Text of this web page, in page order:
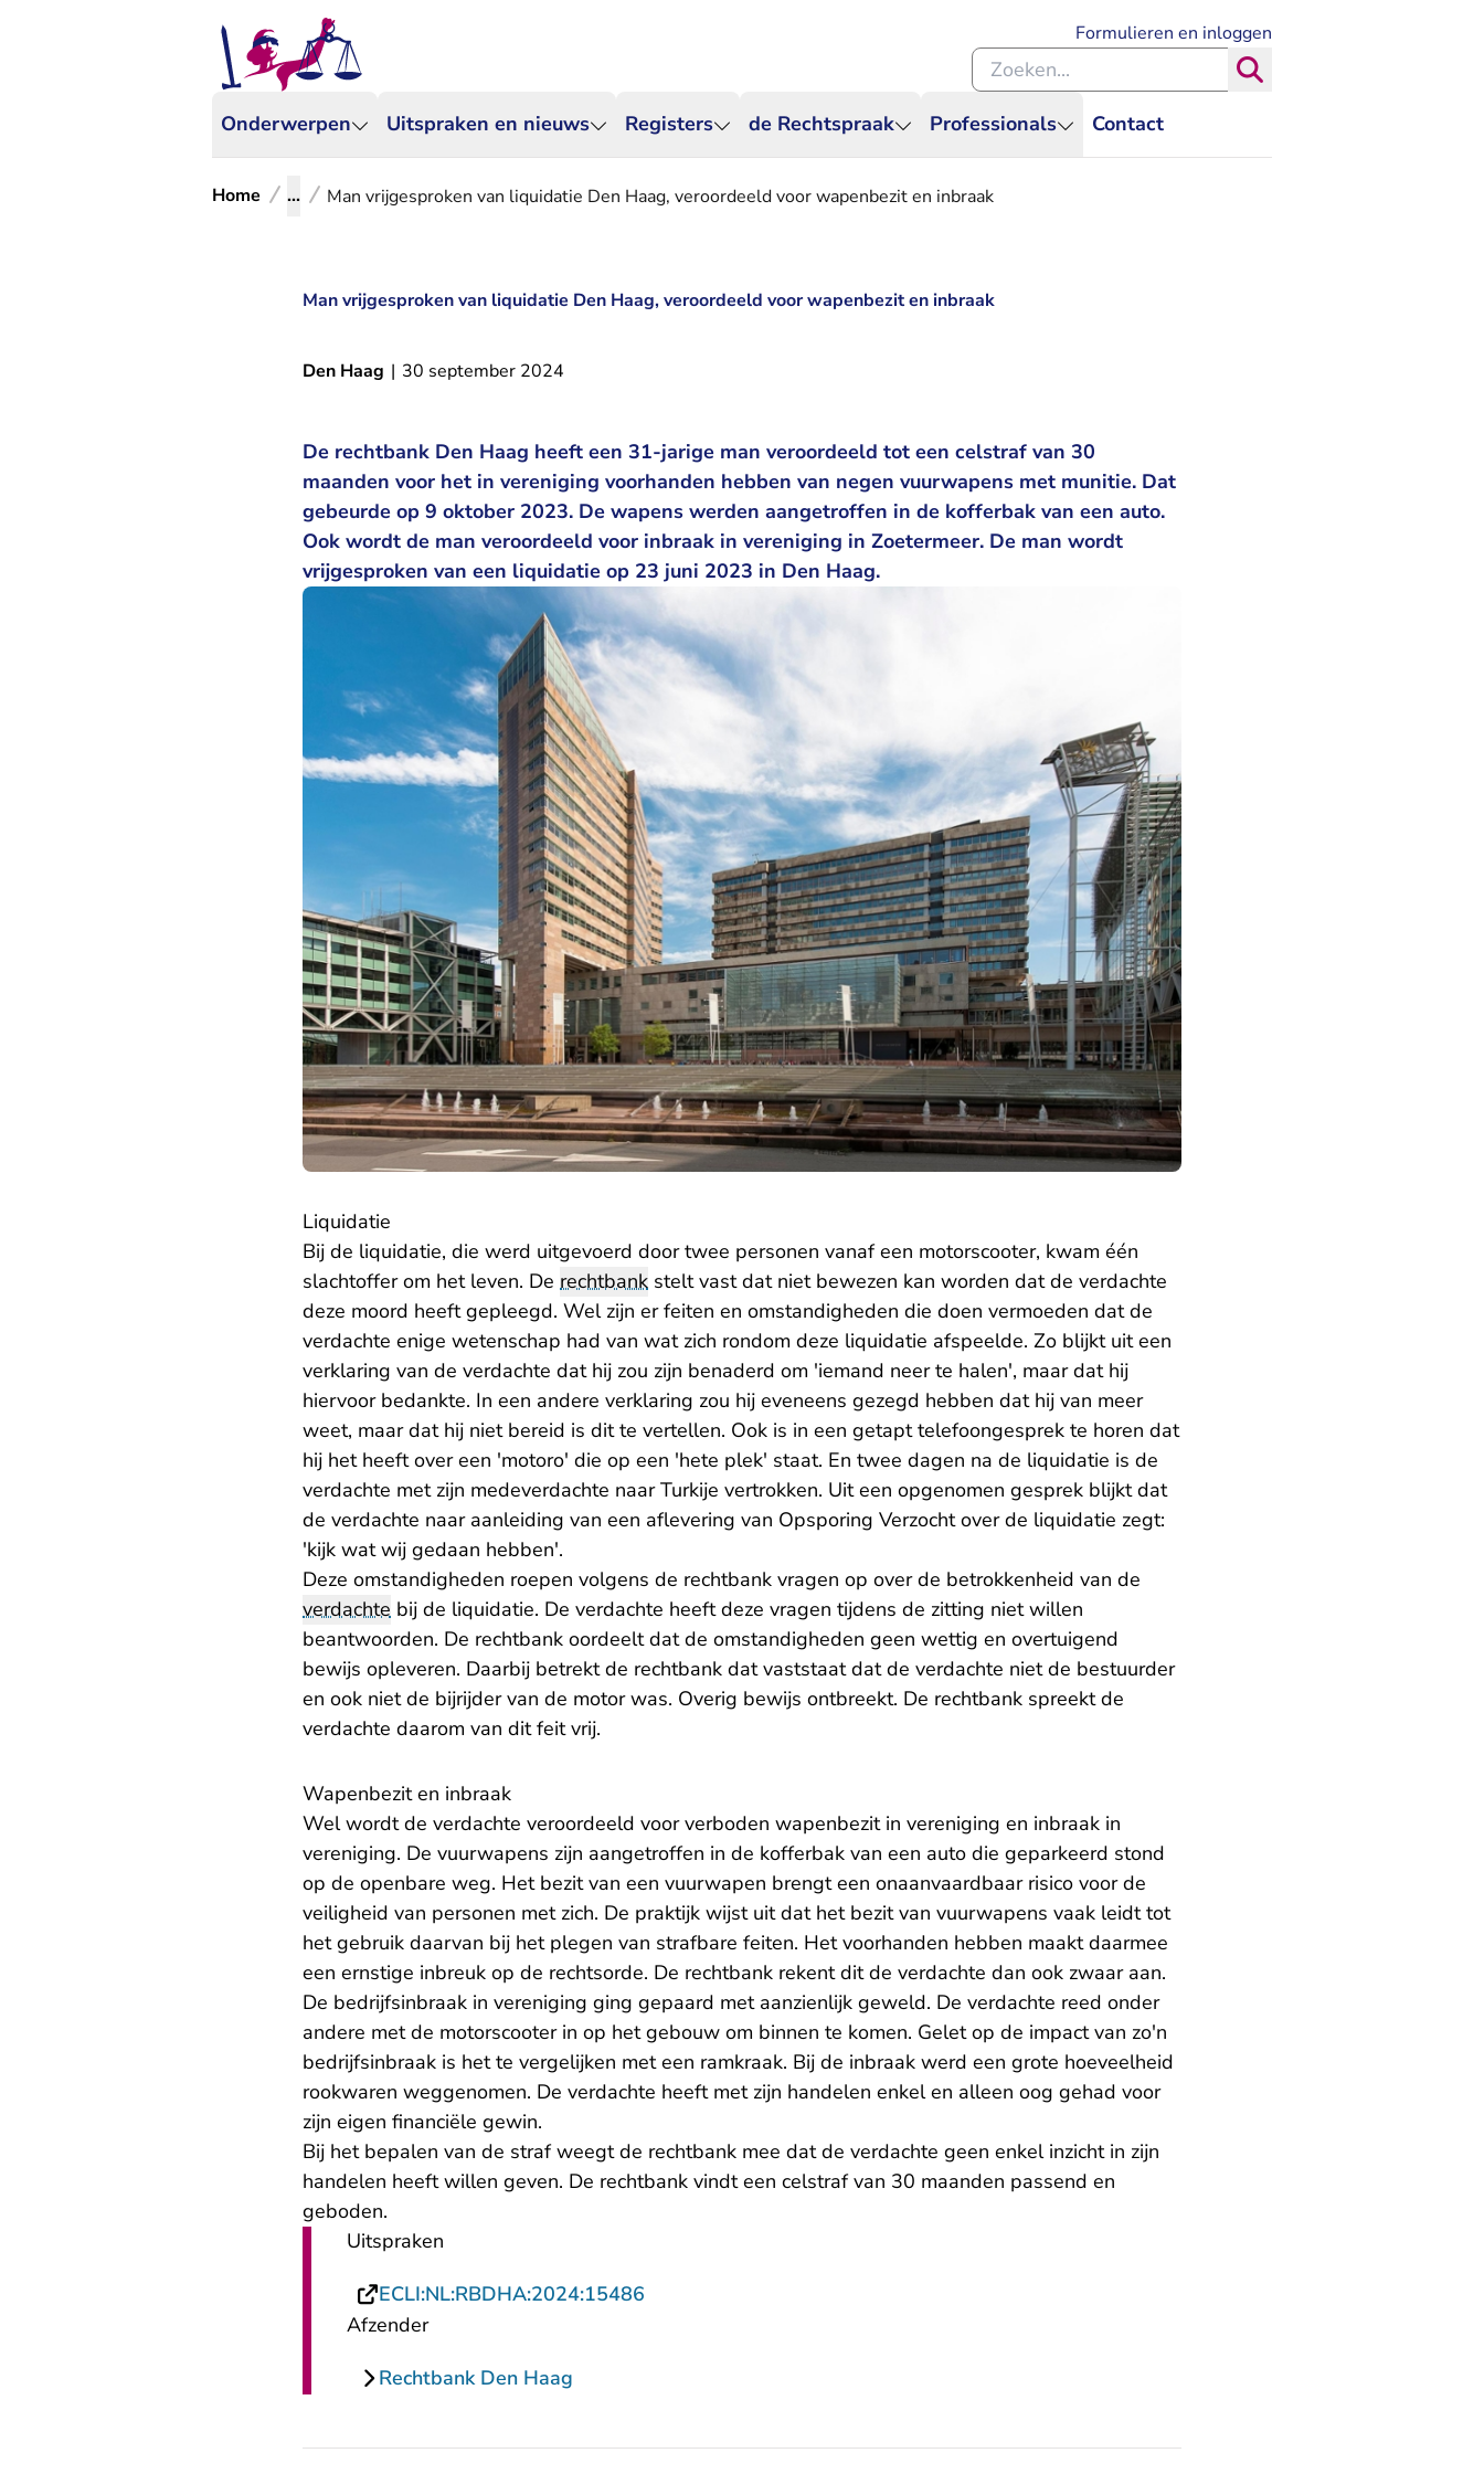
Onderwerpen Uitspraken en nieuws Registers de Rechtspraak Professionals Contact
Formulieren en inloggen
Zoeken binnen de Rechtspraak
Home ... Man vrijgesproken van liquidatie Den Haag, veroordeeld voor wapenbezit en inbraak
Man vrijgesproken van liquidatie Den Haag, veroordeeld voor wapenbezit en inbraak
Den Haag | 30 september 2024
De rechtbank Den Haag heeft een 31-jarige man veroordeeld tot een celstraf van 30
maanden voor het in vereniging voorhanden hebben van negen vuurwapens met munitie. Dat
gebeurde op 9 oktober 2023. De wapens werden aangetroffen in de kofferbak van een auto.
Ook wordt de man veroordeeld voor inbraak in vereniging in Zoetermeer. De man wordt
vrijgesproken van een liquidatie op 23 juni 2023 in Den Haag.
Liquidatie
Bij de liquidatie, die werd uitgevoerd door twee personen vanaf een motorscooter, kwam één
slachtoffer om het leven. De rechtbank stelt vast dat niet bewezen kan worden dat de verdachte
deze moord heeft gepleegd. Wel zijn er feiten en omstandigheden die doen vermoeden dat de
verdachte enige wetenschap had van wat zich rondom deze liquidatie afspeelde. Zo blijkt uit een
verklaring van de verdachte dat hij zou zijn benaderd om 'iemand neer te halen', maar dat hij
hiervoor bedankte. In een andere verklaring zou hij eveneens gezegd hebben dat hij van meer
weet, maar dat hij niet bereid is dit te vertellen. Ook is in een getapt telefoongesprek te horen dat
hij het heeft over een 'motoro' die op een 'hete plek' staat. En twee dagen na de liquidatie is de
verdachte met zijn medeverdachte naar Turkije vertrokken. Uit een opgenomen gesprek blijkt dat
de verdachte naar aanleiding van een aflevering van Opsporing Verzocht over de liquidatie zegt:
'kijk wat wij gedaan hebben'.
Deze omstandigheden roepen volgens de rechtbank vragen op over de betrokkenheid van de
verdachte bij de liquidatie. De verdachte heeft deze vragen tijdens de zitting niet willen
beantwoorden. De rechtbank oordeelt dat de omstandigheden geen wettig en overtuigend
bewijs opleveren. Daarbij betrekt de rechtbank dat vaststaat dat de verdachte niet de bestuurder
en ook niet de bijrijder van de motor was. Overig bewijs ontbreekt. De rechtbank spreekt de
verdachte daarom van dit feit vrij.
Wapenbezit en inbraak
Wel wordt de verdachte veroordeeld voor verboden wapenbezit in vereniging en inbraak in
vereniging. De vuurwapens zijn aangetroffen in de kofferbak van een auto die geparkeerd stond
op de openbare weg. Het bezit van een vuurwapen brengt een onaanvaardbaar risico voor de
veiligheid van personen met zich. De praktijk wijst uit dat het bezit van vuurwapens vaak leidt tot
het gebruik daarvan bij het plegen van strafbare feiten. Het voorhanden hebben maakt daarmee
een ernstige inbreuk op de rechtsorde. De rechtbank rekent dit de verdachte dan ook zwaar aan.
De bedrijfsinbraak in vereniging ging gepaard met aanzienlijk geweld. De verdachte reed onder
andere met de motorscooter in op het gebouw om binnen te komen. Gelet op de impact van zo'n
bedrijfsinbraak is het te vergelijken met een ramkraak. Bij de inbraak werd een grote hoeveelheid
rookwaren weggenomen. De verdachte heeft met zijn handelen enkel en alleen oog gehad voor
zijn eigen financiële gewin.
Bij het bepalen van de straf weegt de rechtbank mee dat de verdachte geen enkel inzicht in zijn
handelen heeft willen geven. De rechtbank vindt een celstraf van 30 maanden passend en
geboden.
Uitspraken
ECLI:NL:RBDHA:2024:15486
Afzender
Rechtbank Den Haag